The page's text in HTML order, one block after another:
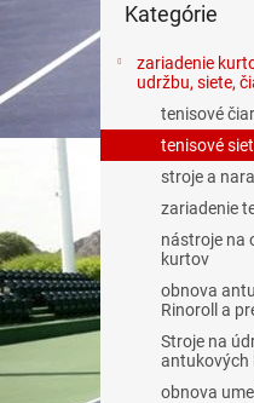
n
n
e
kategórie
Kategórie
zariadenie
udržbu, siete,
tenisové
tenisové
stroje a
zariadenie
nástroje na
kurtov
obnova
Rinoroll a
Stroje na
antukových
obnova